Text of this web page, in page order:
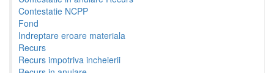
Contestatie NCPP
Fond
Indreptare eroare materiala
Recurs
Recurs impotriva incheierii